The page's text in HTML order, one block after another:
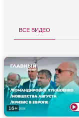
все видео
16+